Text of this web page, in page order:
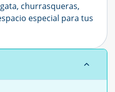
churrasqueras,
especial para tus